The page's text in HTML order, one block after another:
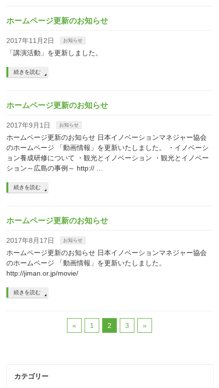
ホームページ更新のお知らせ
2017年11月2日 お知らせ
「講演活動」を更新しました。
続きを読む
ホームページ更新のお知らせ
2017年9月1日 お知らせ
ホームページ更新のお知らせ 日本イノベーションマネジャー協会
のホームページ 「動画情報」を更新いたしました。 ・イノベーシ
ョン養成研修について ・観光とイノベーション ・観光とイノベー
ション～広島の事例～ http:// …
続きを読む
ホームページ更新のお知らせ
2017年8月17日 お知らせ
ホームページ更新のお知らせ 日本イノベーションマネジャー協会
のホームページ 「動画情報」を更新いたしました。
http://jiman.or.jp/movie/
続きを読む
« 1 2 3 »
カテゴリー